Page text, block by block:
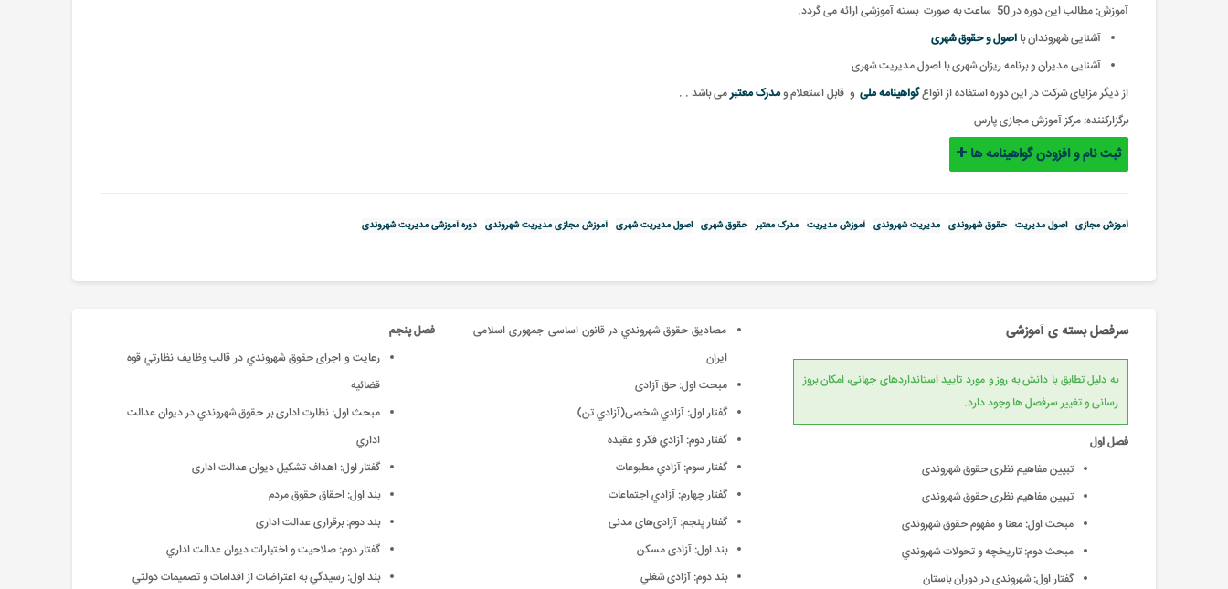
آموزش: مطالب این دوره در 50 ساعت به صورت بسته آموزشی ارائه می گردد
.
آشنایی شهروندان با اصول و حقوق شهری
آشنایی مدیران و برنامه ریزان شهری با اصول مدیریت شهری
از دیگر مزایای شرکت در این دوره استفاده از انواعگواهینامه ملی و قابل استعلام ومدرک معتبرمی باشد .
.
برگزارکننده: مرکز آموزش مجازی پارس
ثبت نام و افزودن گواهینامه ها
آموزش مجازی اصول مدیریت حقوق شهروندی مدیریت شهروندی آموزش مدیریت مدرک معتبر حقوق شهری اصول مدیریت شهری آموزش مجازی مدیریت شهروندی دوره آموزشی مدیریت شهروندی
سرفصل بسته ی آموزشی
به دلیل تطابق با دانش به روز و مورد تایید استانداردهای جهانی، امکان بروز
رسانی و تغییر سرفصل ها وجود دارد.
فصل اول
تبیین مفاهیم نظری حقوق شهروندی
تبیین مفاهیم نظری حقوق شهروندی
مبحث اول: معنا و مفهوم حقوق شهروندی
مبحث دوم: تاريخچه و تحولات شهروندي
گفتار اول: شهروندی در دوران باستان
مصادیق حقوق شهروندي در قانون اساسی جمهوری اسلامی
ایران
مبحث اول: حق آزادی
گفتار اول: آزادي شخصی(آزادي تن)
گفتار دوم: آزادي فكر و عقیده
گفتار سوم: آزادي مطبوعات
گفتار چهارم: آزادي اجتماعات
گفتار پنجم: آزادی‌های مدنی
بند اول: آزادی‌ مسکن
بند دوم: آزادی‌ شغلي
فصل پنجم
رعایت و اجرای حقوق شهروندي در قالب وظايف نظارتي قوه
قضائيه
مبحث اول: نظارت اداری بر حقوق شهروندي در ديوان عدالت
اداري
گفتار اول: اهداف تشکیل دیوان عدالت اداری
بند اول: احقاق حقوق مردم
بند دوم: برقراری عدالت اداری
گفتار دوم: صلاحيت و اختيارات ديوان عدالت اداري
بند اول: رسيدگي به اعتراضات از اقدامات و تصميمات دولتي